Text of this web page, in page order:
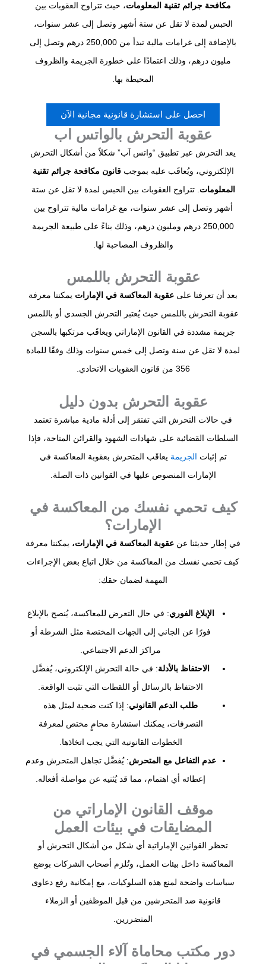
مكافحة جرائم تقنية المعلومات، حيث تتراوح العقوبات بين
الحبس لمدة لا تقل عن ستة أشهر وتصل إلى عشر سنوات،
بالإضافة إلى غرامات مالية تبدأ من 250,000 درهم وتصل إلى
مليون درهم، وذلك اعتمادًا على خطورة الجريمة والظروف
المحيطة بها.
احصل على استشارة قانونية مجانية الآن
عقوبة التحرش بالواتس اب
يعد التحرش عبر تطبيق “واتس آب” شكلاً من أشكال التحرش
الإلكتروني، ويُعاقَب عليه بموجبقانون مكافحة جرائم تقنية
المعلومات . تتراوح العقوبات بين الحبس لمدة لا تقل عن ستة
أشهر وتصل إلى عشر سنوات، مع غرامات مالية تتراوح بين
250,000 درهم ومليون درهم، وذلك بناءً على طبيعة الجريمة
والظروف المصاحبة لها.
عقوبة التحرش باللمس
بعد أن تعرفنا على عقوبة المعاكسة في الإمارات يمكننا معرفة
عقوبة التحرش باللمس حيث يُعتبر التحرش الجسدي أو باللمس
جريمة مشددة في القانون الإماراتي ويعاقَب مرتكبها بالسجن
لمدة لا تقل عن سنة وتصل إلى خمس سنوات وذلك وفقًا للمادة
356 من قانون العقوبات الاتحادي.
عقوبة التحرش بدون دليل
في حالات التحرش التي تفتقر إلى أدلة مادية مباشرة تعتمد
السلطات القضائية على شهادات الشهود والقرائن المتاحة، فإذا
تم إثبات الجريمة يعاقَب المتحرش بعقوبة المعاكسة في
الإمارات المنصوص عليها في القوانين ذات الصلة.
كيف تحمي نفسك من المعاكسة في
الإمارات؟
في إطار حديثنا عن عقوبة المعاكسة في الإمارات، يمكننا معرفة
كيف تحمي نفسك من المعاكسة من خلال اتباع بعض الإجراءات
المهمة لضمان حقك:
الإبلاغ الفوري: في حال التعرض للمعاكسة، يُنصح بالإبلاغ
فورًا عن الجاني إلى الجهات المختصة مثل الشرطة أو
مراكز الدعم الاجتماعي.
الاحتفاظ بالأدلة: في حالة التحرش الإلكتروني، يُفضَّل
الاحتفاظ بالرسائل أو اللقطات التي تثبت الواقعة.
طلب الدعم القانوني: إذا كنت ضحية لمثل هذه
التصرفات، يمكنك استشارة محامٍ مختص لمعرفة
الخطوات القانونية التي يجب اتخاذها.
عدم التفاعل مع المتحرش: يُفضَّل تجاهل المتحرش وعدم
إعطائه أي اهتمام، مما قد يُثنيه عن مواصلة أفعاله.
موقف القانون الإماراتي من
المضايقات في بيئات العمل
تحظر القوانين الإماراتية أي شكل من أشكال التحرش أو
المعاكسة داخل بيئات العمل، وتُلزم أصحاب الشركات بوضع
سياسات واضحة لمنع هذه السلوكيات، مع إمكانية رفع دعاوى
قانونية ضد المتحرشين من قبل الموظفين أو الزملاء
المتضررين.
دور مكتب محاماة آلاء الجسمي في